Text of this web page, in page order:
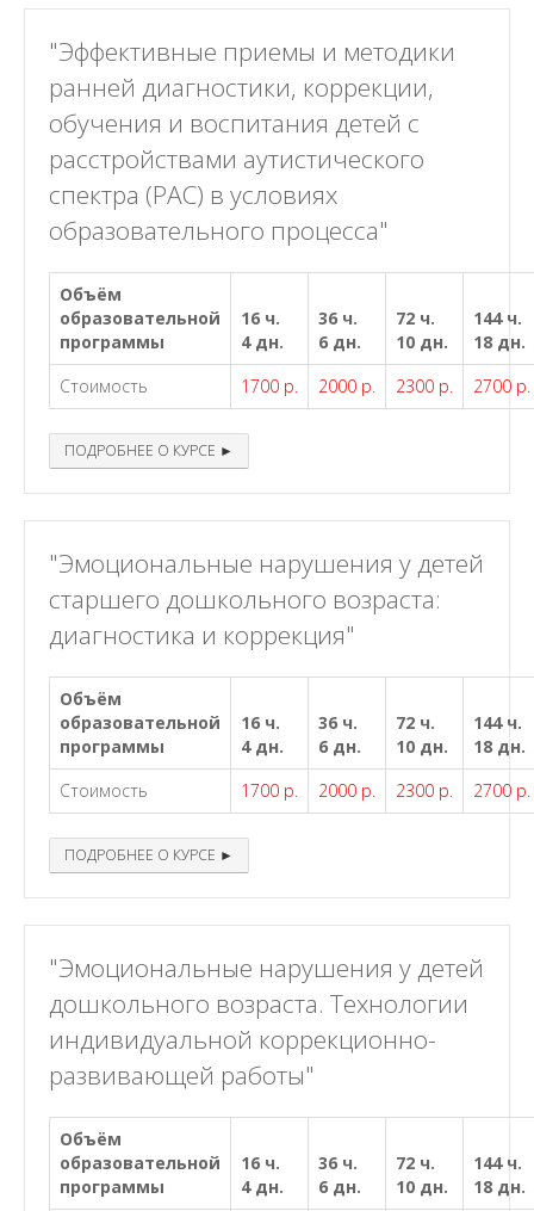
"Эффективные приемы и методики
ранней диагностики, коррекции,
обучения и воспитания детей с
расстройствами аутистического
спектра (РАС) в условиях
образовательного процесса"
Объём
образовательной
программы
16 ч.
4 дн.
36 ч.
6 дн.
72 ч.
10 дн.
144 ч.
18 дн.
Стоимость
1700 р. 2000 р. 2300 р. 2700 р.
ПОДРОБНЕЕ О КУРСЕ ►
"Эмоциональные нарушения у детей
старшего дошкольного возраста:
диагностика и коррекция"
Объём
образовательной
программы
16 ч.
4 дн.
36 ч.
6 дн.
72 ч.
10 дн.
144 ч.
18 дн.
Стоимость
1700 р. 2000 р. 2300 р. 2700 р.
ПОДРОБНЕЕ О КУРСЕ ►
"Эмоциональные нарушения у детей
дошкольного возраста. Технологии
индивидуальной коррекционно-
развивающей работы"
Объём
образовательной
программы
16 ч.
4 дн.
36 ч.
6 дн.
72 ч.
10 дн.
144 ч.
18 дн.